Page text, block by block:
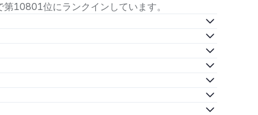
10801位にランクインしています。